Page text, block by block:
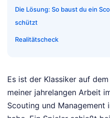
Die Lösung: So baust du ein
schützt
Realitätscheck
Es ist der Klassiker auf
meiner jahrelangen Arbeit
Scouting und